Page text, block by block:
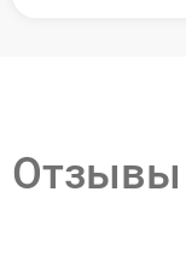
Отзывы